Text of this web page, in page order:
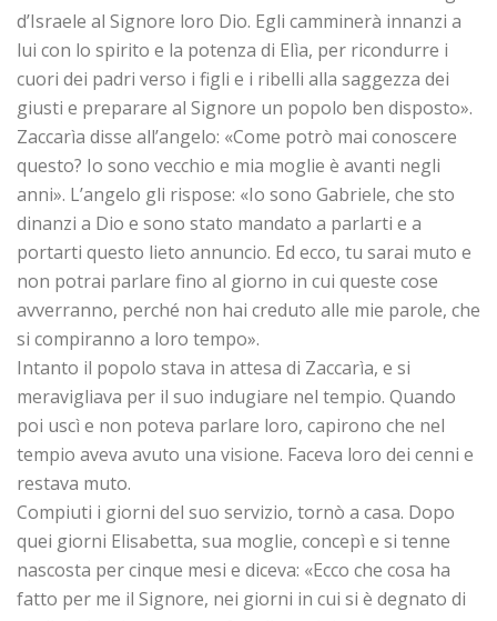
d’Israele al Signore loro Dio. Egli camminerà innanzi a
lui con lo spirito e la potenza di Elìa, per ricondurre i
cuori dei padri verso i figli e i ribelli alla saggezza dei
giusti e preparare al Signore un popolo ben disposto».
Zaccarìa disse all’angelo: «Come potrò mai conoscere
questo? Io sono vecchio e mia moglie è avanti negli
anni». L’angelo gli rispose: «Io sono Gabriele, che sto
dinanzi a Dio e sono stato mandato a parlarti e a
portarti questo lieto annuncio. Ed ecco, tu sarai muto e
non potrai parlare fino al giorno in cui queste cose
avverranno, perché non hai creduto alle mie parole, che
si compiranno a loro tempo».
Intanto il popolo stava in attesa di Zaccarìa, e si
meravigliava per il suo indugiare nel tempio. Quando
poi uscì e non poteva parlare loro, capirono che nel
tempio aveva avuto una visione. Faceva loro dei cenni e
restava muto.
Compiuti i giorni del suo servizio, tornò a casa. Dopo
quei giorni Elisabetta, sua moglie, concepì e si tenne
nascosta per cinque mesi e diceva: «Ecco che cosa ha
fatto per me il Signore, nei giorni in cui si è degnato di